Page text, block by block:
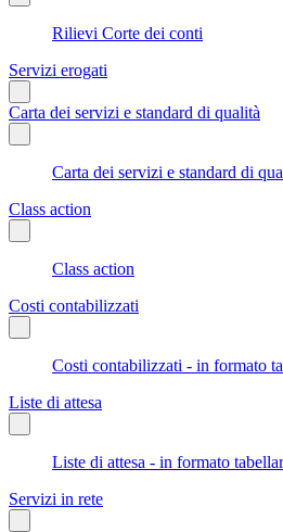
Rilievi Corte dei conti
Servizi erogati
Carta dei servizi e standard di qualità
Carta dei servizi e standard di
Class action
Class action
Costi contabilizzati
Costi contabilizzati - in formato
Liste di attesa
Liste di attesa - in formato
Servizi in rete